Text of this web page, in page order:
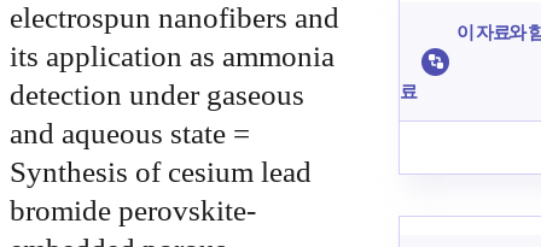
electrospun nanofibers and
its application as ammonia
detection under gaseous
and aqueous state =
Synthesis of cesium lead
bromide perovskite-
이 자료와
료